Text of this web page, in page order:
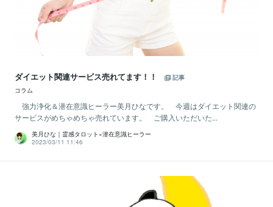
ダイエット関連サービス売れてます！！
記事
コラム
強力浄化＆潜在意識ヒーラー美月ひなです。 今週はダイエット関連の
サービスがめちゃめちゃ売れています。 ご購入いただいた...
美月ひな｜霊感タロット×潜在意識ヒーラー
2023/03/11 11:46